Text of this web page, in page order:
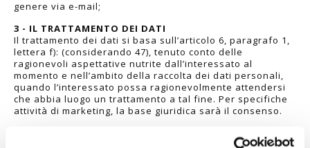
genere via e-mail;
3 - IL TRATTAMENTO DEI DATI
Il trattamento dei dati si basa sull’articolo 6, paragrafo 1,
lettera f): (considerando 47), tenuto conto delle
ragionevoli aspettative nutrite dall’interessato al
momento e nell’ambito della raccolta dei dati personali,
quando l’interessato possa ragionevolmente attendersi
che abbia luogo un trattamento a tal fine. Per specifiche
attività di marketing, la base giuridica sarà il consenso.